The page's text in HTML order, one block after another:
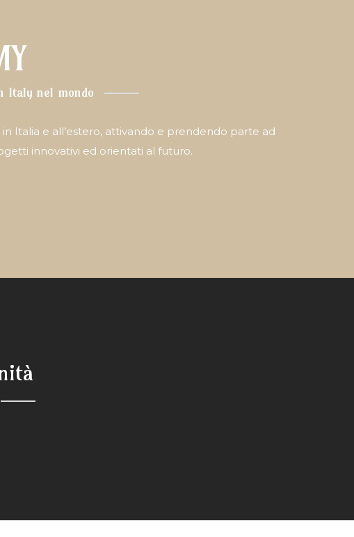
Italy nel mondo
Italia e all’estero, attivando e prendendo parte ad
innovativi ed orientati al futuro.